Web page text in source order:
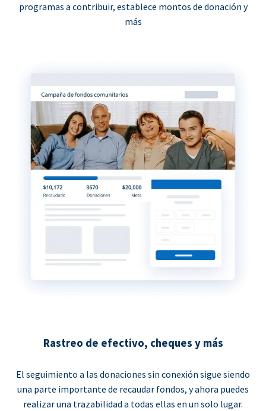
programas a contribuir, establece montos de donación y
más
Rastreo de efectivo, cheques y más
El seguimiento a las donaciones sin conexión sigue siendo
una parte importante de recaudar fondos, y ahora puedes
realizar una trazabilidad a todas ellas en un solo lugar.